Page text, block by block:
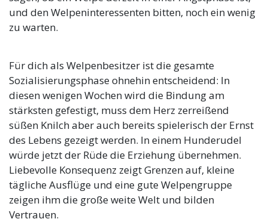
und den Welpeninteressenten bitten, noch ein wenig
zu warten.
Für dich als Welpenbesitzer ist die gesamte
Sozialisierungsphase ohnehin entscheidend: In
diesen wenigen Wochen wird die Bindung am
stärksten gefestigt, muss dem Herz zerreißend
süßen Knilch aber auch bereits spielerisch der Ernst
des Lebens gezeigt werden. In einem Hunderudel
würde jetzt der Rüde die Erziehung übernehmen.
Liebevolle Konsequenz zeigt Grenzen auf, kleine
tägliche Ausflüge und eine gute Welpengruppe
zeigen ihm die große weite Welt und bilden
Vertrauen.